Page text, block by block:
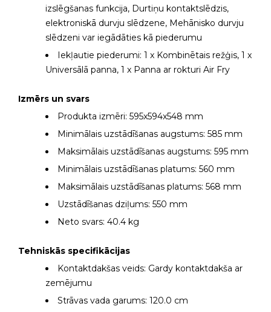
izslēgšanas funkcija, Durtiņu kontaktslēdzis,
elektroniskā durvju slēdzene, Mehānisko durvju
slēdzeni var iegādāties kā piederumu
Iekļautie piederumi: 1 x Kombinētais režģis, 1 x
Universālā panna, 1 x Panna ar rokturi Air Fry
Izmērs un svars
Produkta izmēri: 595x594x548 mm
Minimālais uzstādīšanas augstums: 585 mm
Maksimālais uzstādīšanas augstums: 595 mm
Minimālais uzstādīšanas platums: 560 mm
Maksimālais uzstādīšanas platums: 568 mm
Uzstādīšanas dziļums: 550 mm
Neto svars: 40.4 kg
Tehniskās specifikācijas
Kontaktdakšas veids: Gardy kontaktdakša ar
zemējumu
Strāvas vada garums: 120.0 cm